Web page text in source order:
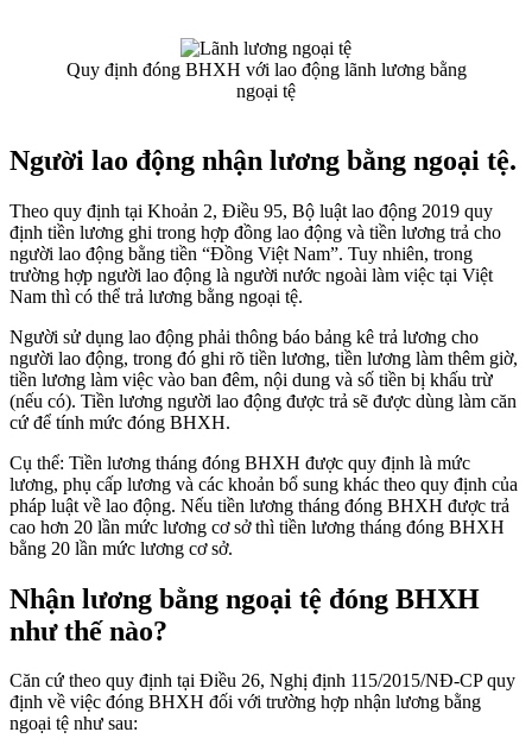
Quy định đóng BHXH với lao động lãnh lương bằng
ngoại tệ
Người lao động nhận lương bằng ngoại tệ.
Theo quy định tại Khoản 2, Điều 95, Bộ luật lao động 2019 quy
định tiền lương ghi trong hợp đồng lao động và tiền lương trả cho
người lao động bằng tiền “Đồng Việt Nam”. Tuy nhiên, trong
trường hợp người lao động là người nước ngoài làm việc tại Việt
Nam thì có thể trả lương bằng ngoại tệ.
Người sử dụng lao động phải thông báo bảng kê trả lương cho
người lao động, trong đó ghi rõ tiền lương, tiền lương làm thêm giờ,
tiền lương làm việc vào ban đêm, nội dung và số tiền bị khấu trừ
(nếu có). Tiền lương người lao động được trả sẽ được dùng làm căn
cứ để tính mức đóng BHXH.
Cụ thể: Tiền lương tháng đóng BHXH được quy định là mức
lương, phụ cấp lương và các khoản bổ sung khác theo quy định của
pháp luật về lao động. Nếu tiền lương tháng đóng BHXH được trả
cao hơn 20 lần mức lương cơ sở thì tiền lương tháng đóng BHXH
bằng 20 lần mức lương cơ sở.
Nhận lương bằng ngoại tệ đóng BHXH
như thế nào?
Căn cứ theo quy định tại Điều 26, Nghị định 115/2015/NĐ-CP quy
định về việc đóng BHXH đối với trường hợp nhận lương bằng
ngoại tệ như sau: